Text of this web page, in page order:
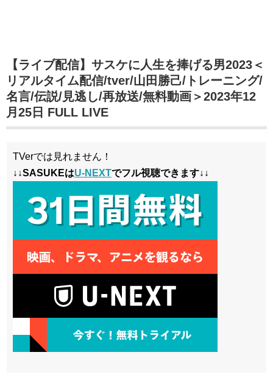
【ライブ配信】サスケに人生を捧げる男2023＜
リアルタイム配信/tver/山田勝己/トレーニング/
名言/伝説/見逃し/再放送/無料動画＞2023年12
月25日 FULL LIVE
TVerでは見れません！
↓↓SASUKEはU-NEXTでフル視聴できます↓↓